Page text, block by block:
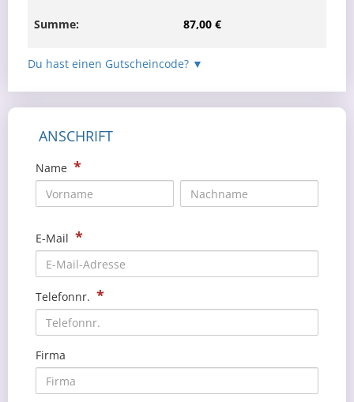
Summe: 87,00 €
▼
ANSCHRIFT
Name *
E-Mail *
Telefonnr. *
Firma